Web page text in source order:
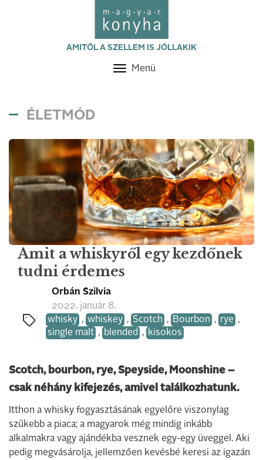
AMITŐL A SZELLEM IS JÓLLAKIK
Toggle
Menü
ÉLETMÓD
Amit a whiskyről egy kezdőnek
tudni érdemes
Orbán Szilvia
2022. január 8.
whisky , whiskey , Scotch , Bourbon , rye ,
single malt , blended , kisokos
Scotch, bourbon, rye, Speyside, Moonshine –
csak néhány kifejezés, amivel találkozhatunk.
Itthon a whisky fogyasztásának egyelőre viszonylag
szűkebb a piaca; a magyarok még mindig inkább
alkalmakra vagy ajándékba vesznek egy-egy üveggel. Aki
pedig megvásárolja, jellemzően kevésbé keresi az igazán